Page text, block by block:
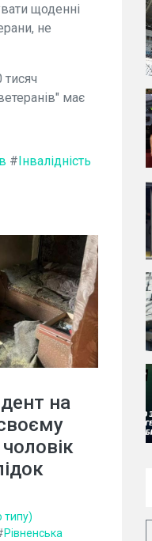
щоденні
не
тисяч
має
#Інвалідність
на
типу)
Рівненська